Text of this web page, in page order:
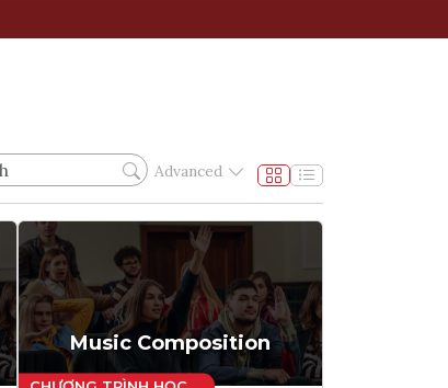
Advanced
Music Composition